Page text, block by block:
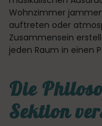
Wohnzimmer
auftreten oder
Zusammensein
jeden Raum in einen
Die
Sektion